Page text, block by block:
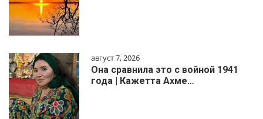
август 7, 2026
Она сравнила это с войной 1941
года | Кажетта Ахме…